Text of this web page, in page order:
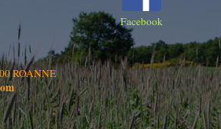
Facebook
ROANNE